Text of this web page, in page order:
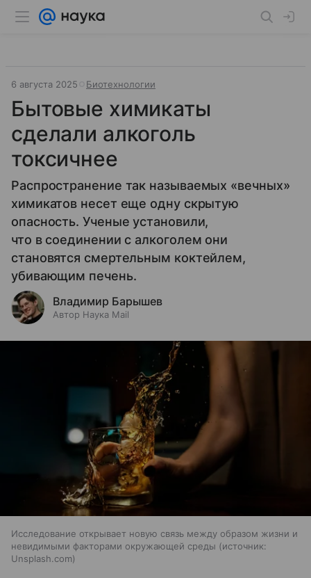
6 августа 2025 Биотехнологии
Бытовые химикаты
сделали алкоголь
токсичнее
Распространение так называемых «вечных»
химикатов несет еще одну скрытую
опасность. Ученые установили,
что в соединении с алкоголем они
становятся смертельным коктейлем,
убивающим печень.
Владимир Барышев
Автор Наука Mail
Исследование открывает новую связь между образом жизни и
невидимыми факторами окружающей среды
источник:
Unsplash.com